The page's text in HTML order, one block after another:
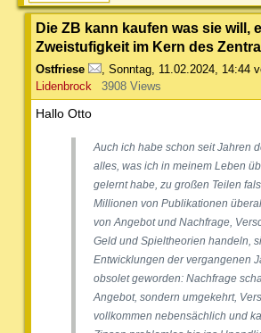
Die ZB kann kaufen was sie will,
Zweistufigkeit im Kern des
Ostfriese Sonntag, 11.02.2024, 14:44
Lidenbrock
3908 Views
Hallo Otto
Auch ich habe schon seit Jahren
alles, was ich in meinem Leben
gelernt habe, zu großen Teilen
Millionen von Publikationen
von Angebot und Nachfrage,
Geld und Spieltheorien handeln,
Entwicklungen der vergangenen
obsolet geworden: Nachfrage
Angebot, sondern umgekehrt,
vollkommen nebensächlich und